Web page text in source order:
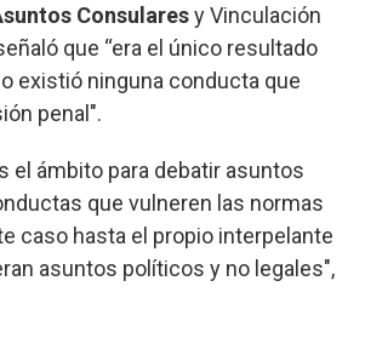
Consularesy Vinculación
que “era el único resultado
existió ninguna conducta que
penal".
el ámbito para debatir asuntos
que vulneren las normas
caso hasta el propio interpelante
asuntos políticos y no legales",